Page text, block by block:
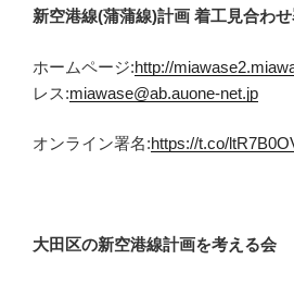
新空港線(蒲蒲線)計画 着工見合わ
ホームページ:http://
レス:miawase@ab.auone-net.jp
オンライン署名:https://t.co/
大田区の新空港線計画を考える会